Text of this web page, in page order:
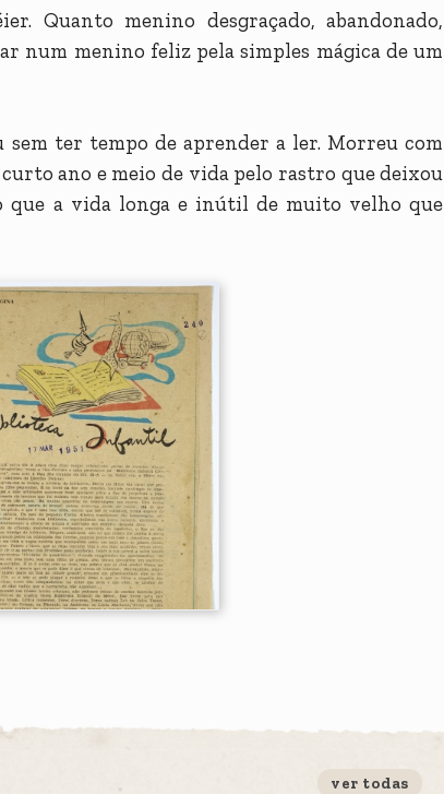
Quanto menino desgraçado, abandonado,
num menino feliz pela simples mágica de um
ter tempo de aprender a ler. Morreu com
ano e meio de vida pelo rastro que deixou
que a vida longa e inútil de muito velho que
ver todas